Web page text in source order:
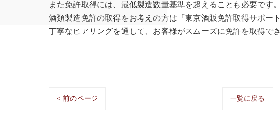
また免許取得には、最低製造数量基準を超えることも必要です。
酒類製造免許の取得をお考えの方は『東京酒販免許取得サポー
丁寧なヒアリングを通して、お客様がスムーズに免許を取得で
< 前のページ 一覧に戻る